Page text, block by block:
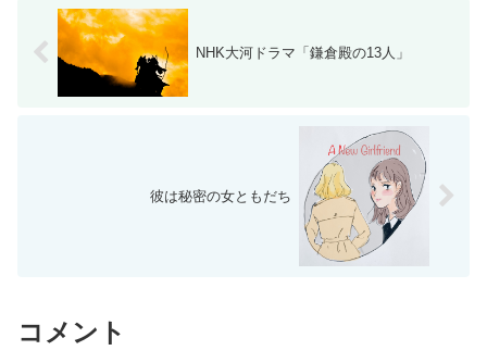
NHK大河ドラマ「鎌倉殿の13人」
彼は秘密の女ともだち
コメント